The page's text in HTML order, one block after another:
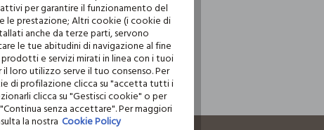
per garantire il funzionamento del
le prestazione; Altri cookie (i cookie di
anche da terze parti, servono
le tue abitudini di navigazione al fine
e servizi mirati in linea con i tuoi
il loro utilizzo serve il tuo consenso. Per
di profilazione clicca su "accetta tutti i
clicca su "Gestisci cookie" o per
senza accettare". Per maggiori
la nostra Cookie Policy